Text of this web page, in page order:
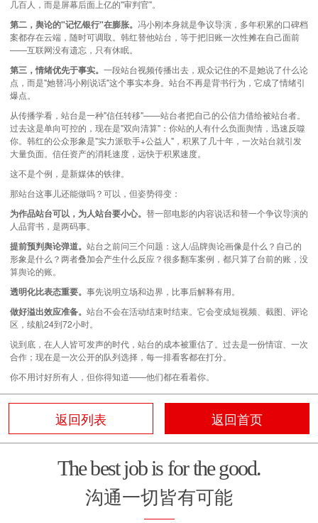
几百人，而是屏幕后面上亿的"审判官"。
第二，舆论的"记忆银行"在膨胀。 冯小刚本身就是争议导演，多年积累的口碑档
案都存在云端，随时可调取。韩红替他站台，等于把旧账一次性摊在自己面前
——互联网没有遗忘，只有休眠。
第三，情绪优先于事实。 一段站台视频传播出去，观众记住的不是她说了什么论
点，而是"她替冯小刚说话"这个事实本身。站台不再是背书行为，它成了情绪引
爆点。
从传播学看，站台是一种"信任转移"——站台者把自己的公信力借给被站台者。
过去这是单向可控的，现在是"双向清算"：你站的人有什么负面舆情，迅速反噬
你。韩红的公众形象是"实力派歌手+公益人"，积累了几十年，一次站台就引发
大量负面。信任资产的消耗速度，远快于积累速度。
这不是个例，是新媒体的铁律。
那站台这事儿还能做吗？可以，但姿势得变：
为作品站台可以，为人站台要小心。 替一部电影的内容说话和替一个争议导演的
人品背书，是两码事。
提前预判舆论弹道。 站台之前问三个问题：这人/品牌舆论画像是什么？自己的
形象是什么？两者叠加会产生什么反应？很多翻车案例，都只算了台前的账，没
算舆论的账。
透明化比表态重要。 事先说明立场和边界，比事后解释有用。
做好溢出效应准备。 站台不会在活动结束时结束。它会变成短视频 、截图、评论
区，续航24到72小时。
说到底，在人人皆可发声的时代，站台的成本被重估了。过去是一份情谊、一次
合作；现在是一次公开的队列选择，每一排看客都在打分。
你不用讨好所有人，但你得知道——他们都在看着你。
返回列表 返回首页
The best job is for the good.
沟通一切皆有可能